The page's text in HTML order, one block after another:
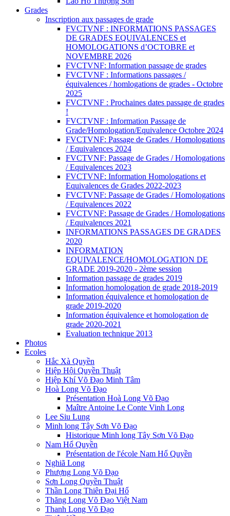
Grades
Inscription aux passages de grade
FVCTVNF : INFORMATIONS PASSAGES
DE GRADES EQUIVALENCES et
HOMOLOGATIONS d’OCTOBRE et
NOVEMBRE 2026
FVCTVNF: Information passage de grades
FVCTVNF : Informations passages /
équivalences / homlogations de grades - Octobre
2025
FVCTVNF : Prochaines dates passage de grades
!
FVCTVNF : Information Passage de
Grade/Homologation/Equivalence Octobre 2024
FVCTVNF: Passage de Grades / Homologations
/ Equivalences 2024
FVCTVNF: Passage de Grades / Homologations
/ Equivalences 2023
FVCTVNF: Information Homologations et
Equivalences de Grades 2022-2023
FVCTVNF: Passage de Grades / Homologations
/ Equivalences 2022
FVCTVNF: Passage de Grades / Homologations
/ Equivalences 2021
INFORMATIONS PASSAGES DE GRADES
2020
INFORMATION
EQUIVALENCE/HOMOLOGATION DE
GRADE 2019-2020 - 2ème session
Information passage de grades 2019
Information homologation de grade 2018-2019
Information équivalence et homologation de
grade 2019-2020
Information équivalence et homologation de
grade 2020-2021
Evaluation technique 2013
Photos
Ecoles
Hắc Xà Quyền
Hiệp Hội Quyền Thuật
Hiệp Khí Võ Đạo Minh Tâm
Hoà Long Võ Đạo
Présentation Hoà Long Võ Đạo
Maître Antoine Le Conte Vinh Long
Lee Siu Lung
Minh long Tây Sơn Võ Đạo
Historique Minh long Tây Sơn Võ Đạo
Nam Hổ Quyền
Présentation de l'école Nam Hổ Quyền
Nghiã Long
Phượng Long Võ Đạo
Sơn Long Quyền Thuật
Thần Long Thiên Ðại Hổ
Thăng Long Võ Đạo Việt Nam
Thanh Long Võ Đạo